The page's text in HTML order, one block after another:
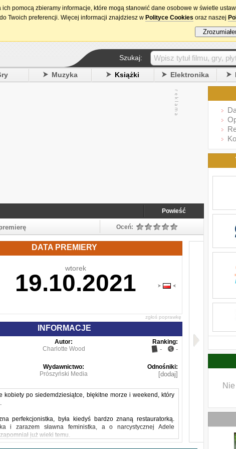
15. urodziny DataPremiery.pl
Szukaj:
Muzyka Książki Elektronika
Powieść
Oceń:
DATA PREMIERY
wtorek
19.10.2021
zgłoś poprawkę
INFORMACJE
Autor:
Charlotte Wood
Ranking:
- -
Wydawnictwo:
Prószyński Media
Odnośniki:
[dodaj]
kobiety po siedemdziesiątce, błękitne morze i weekend, który
perfekcjonistka, była kiedyś bardzo znaną restauratorką.
i zarazem sławna feministka, a o narcystycznej Adele
już wieki temu.
pomocą zbieramy informacje, które mogą stanowić dane osobowe w świetle
Twoich preferencji. Więcej informacji znajdziesz w Polityce Cookies oraz naszej